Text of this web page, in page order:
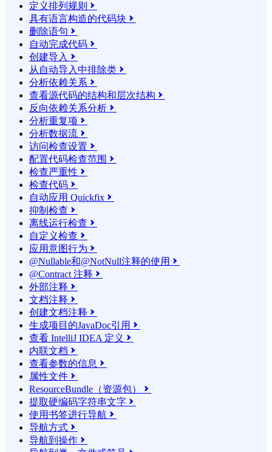
定义排列规则 
具有语言构造的代码块 
删除语句 
自动完成代码 
创建导入 
从自动导入中排除类 
分析依赖关系 
查看源代码的结构和层次结构 
反向依赖关系分析 
分析重复项 
分析数据流 
访问检查设置 
配置代码检查范围 
检查严重性 
检查代码 
自动应用 Quickfix 
抑制检查 
离线运行检查 
自定义检查 
应用意图行为 
@Nullable和@NotNull注释的使用 
@Contract 注释 
外部注释 
文档注释 
创建文档注释 
生成项目的JavaDoc引用 
查看 IntelliJ IDEA 定义 
内联文档 
查看参数的信息 
属性文件 
ResourceBundle（资源包） 
提取硬编码字符串文字 
使用书签进行导航 
导航方式 
导航到操作 